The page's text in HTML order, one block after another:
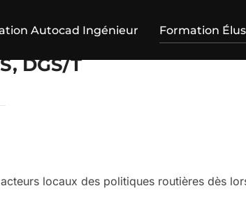
Autocad Ingénieur Formation
DGS/T
locaux des politiques routières dès